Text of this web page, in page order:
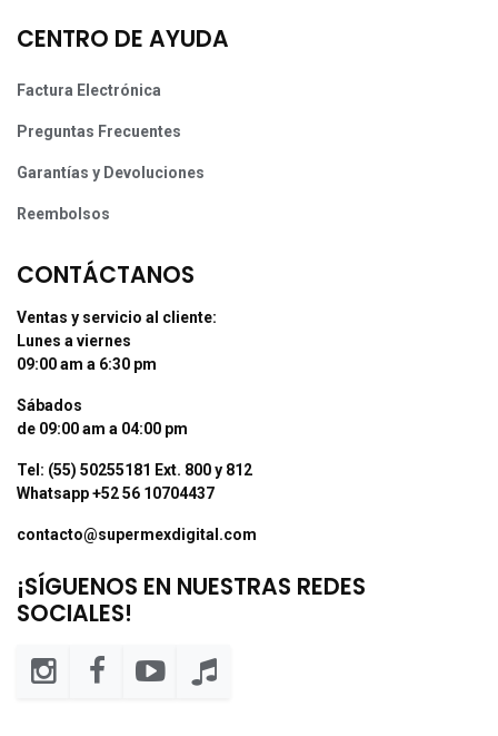
CENTRO DE AYUDA
Factura Electrónica
Preguntas Frecuentes
Garantías y Devoluciones
Reembolsos
CONTÁCTANOS
Ventas y servicio al cliente:
Lunes a viernes
09:00 am a 6:30 pm
Sábados
de 09:00 am a 04:00 pm
Tel: (55) 50255181 Ext. 800 y 812
Whatsapp +52 56 10704437
contacto@supermexdigital.com
¡SÍGUENOS EN NUESTRAS REDES
SOCIALES!